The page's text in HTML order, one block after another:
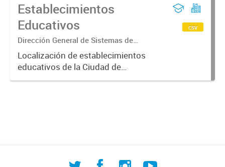
Establecimientos
Educativos
Dirección General de Sistemas de
Información Geográfica
Localización de establecimientos
educativos de la Ciudad de
Corrientes
csv